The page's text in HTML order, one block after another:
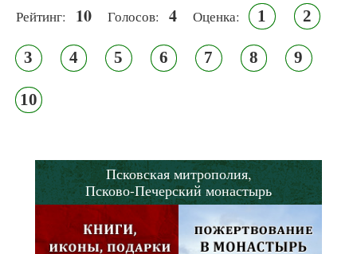
Рейтинг: 10 Голосов: 4 Оценка: 1 2
3 4 5 6 7 8 9
10
Псковская митрополия,
Псково-Печерский монастырь